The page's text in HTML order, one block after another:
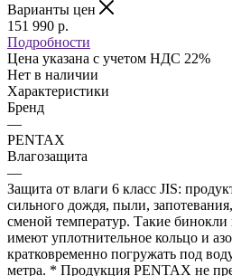
Варианты цен
151 990 р.
Подробности
Цена указана с учетом НДС 22%
Нет в наличии
Характеристики
Бренд
—
PENTAX
Влагозащита
—
Защита от влаги 6 класс JIS:
сильного дождя, пыли,
сменой температур. Такие
имеют уплотнительное кольцо и
кратковременно погружать под
метра. * Продукция PENTAX не